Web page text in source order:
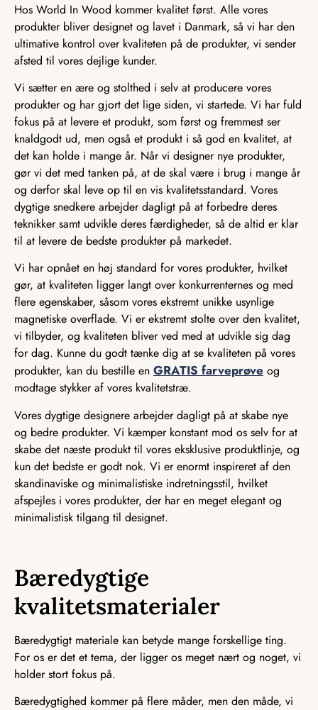
Hos World In Wood kommer kvalitet først. Alle vores
produkter bliver designet og lavet i Danmark, så vi har den
ultimative kontrol over kvaliteten på de produkter, vi sender
afsted til vores dejlige kunder.
Vi sætter en ære og stolthed i selv at producere vores
produkter og har gjort det lige siden, vi startede. Vi har fuld
fokus på at levere et produkt, som først og fremmest ser
knaldgodt ud, men også et produkt i så god en kvalitet, at
det kan holde i mange år. Når vi designer nye produkter,
gør vi det med tanken på, at de skal være i brug i mange år
og derfor skal leve op til en vis kvalitetsstandard. Vores
dygtige snedkere arbejder dagligt på at forbedre deres
teknikker samt udvikle deres færdigheder, så de altid er klar
til at levere de bedste produkter på markedet.
Vi har opnået en høj standard for vores produkter, hvilket
gør, at kvaliteten ligger langt over konkurrenternes og med
flere egenskaber, såsom vores ekstremt unikke usynlige
magnetiske overflade. Vi er ekstremt stolte over den kvalitet,
vi tilbyder, og kvaliteten bliver ved med at udvikle sig dag
for dag. Kunne du godt tænke dig at se kvaliteten på vores
produkter, kan du bestille en GRATIS farveprøve og
modtage stykker af vores kvalitetstræ.
Vores dygtige designere arbejder dagligt på at skabe nye
og bedre produkter. Vi kæmper konstant mod os selv for at
skabe det næste produkt til vores eksklusive produktlinje, og
kun det bedste er godt nok. Vi er enormt inspireret af den
skandinaviske og minimalistiske indretningsstil, hvilket
afspejles i vores produkter, der har en meget elegant og
minimalistisk tilgang til designet.
Bæredygtige
kvalitetsmaterialer
Bæredygtigt materiale kan betyde mange forskellige ting.
For os er det et tema, der ligger os meget nært og noget, vi
holder stort fokus på.
Bæredygtighed kommer på flere måder, men den måde, vi